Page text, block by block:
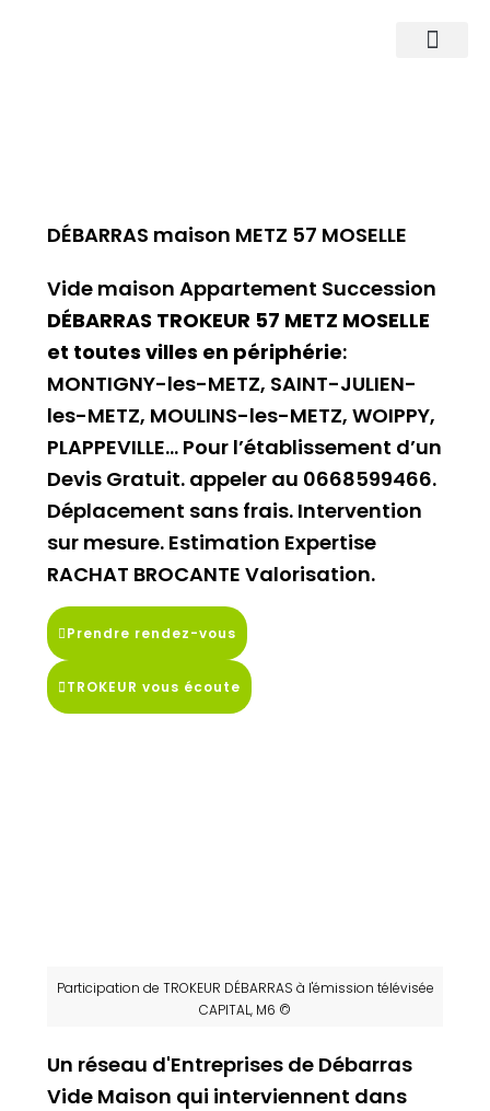
DÉBARRAS maison METZ 57 MOSELLE
Vide maison Appartement Succession
DÉBARRAS TROKEUR 57 METZ MOSELLE
et toutes villes en périphérie:
MONTIGNY-les-METZ, SAINT-JULIEN-
les-METZ, MOULINS-les-METZ, WOIPPY,
PLAPPEVILLE… Pour l’établissement d’un
Devis Gratuit. appeler au 0668599466.
Déplacement sans frais. Intervention
sur mesure. Estimation Expertise
RACHAT BROCANTE Valorisation.
Prendre rendez-vous
TROKEUR vous écoute
Participation de TROKEUR DÉBARRAS à l'émission télévisée
CAPITAL, M6 ©
Un réseau d'Entreprises de Débarras
Vide Maison qui interviennent dans